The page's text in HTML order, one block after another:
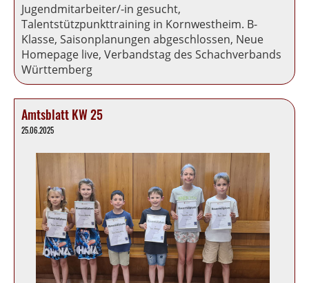
Jugendmitarbeiter/-in gesucht,
Talentstützpunkttraining in Kornwestheim. B-
Klasse, Saisonplanungen abgeschlossen, Neue
Homepage live, Verbandstag des Schachverbands
Württemberg
Amtsblatt KW 25
25.06.2025